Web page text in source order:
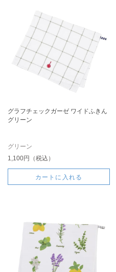
グラフチェックガーゼ ワイドふきん
グリーン
グリーン
1,100円（税込）
カートに入れる